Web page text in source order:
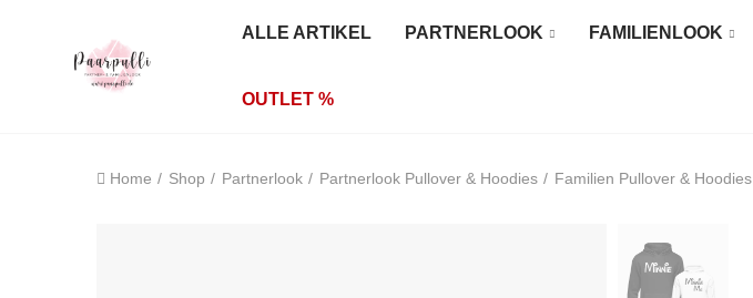
ALLE ARTIKEL PARTNERLOOK FAMILIENLOOK
OUTLET %
Home Shop Partnerlook Partnerlook Pullover & Hoodies Familien Pullover & Hoodies